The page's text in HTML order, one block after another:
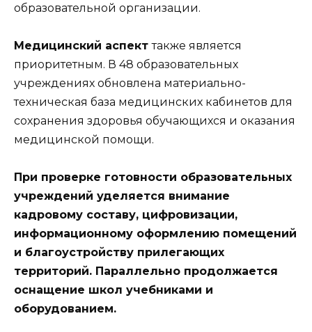
образовательной организации.
Медицинский аспекттакже является
приоритетным. В 48 образовательных
учреждениях обновлена материально-
техническая база медицинских кабинетов для
сохранения здоровья обучающихся и оказания
медицинской помощи.
При проверке готовности образовательных
учреждений уделяется внимание
кадровому составу, цифровизации,
информационному оформлению помещений
и благоустройству прилегающих
территорий. Параллельно продолжается
оснащение школ учебниками и
оборудованием.